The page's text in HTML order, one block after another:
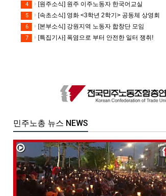
4 [원주소식] 원주 이주노동자 한국어교실
5 [속초소식] 영화 <3학년 2학기> 공동체 상영회
6 [본부소식] 강원지역 노동자 합창단 모임
7 [특집기사] 폭염으로 부터 안전한 일터 쟁취!
민주노총 뉴스 NEWS